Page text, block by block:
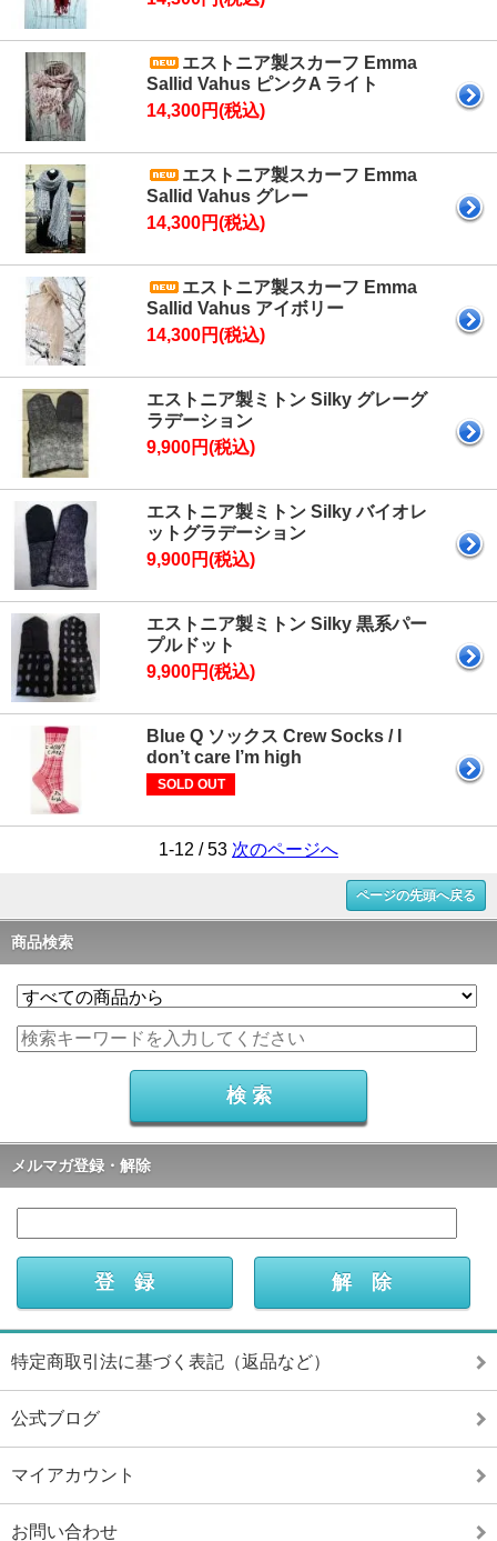
エストニア製スカーフ Emma
Sallid Vahus ピンクA ライト
14,300円(税込)
エストニア製スカーフ Emma
Sallid Vahus グレー
14,300円(税込)
エストニア製スカーフ Emma
Sallid Vahus アイボリー
14,300円(税込)
エストニア製ミトン Silky グレーグ
ラデーション
9,900円(税込)
エストニア製ミトン Silky バイオレ
ットグラデーション
9,900円(税込)
エストニア製ミトン Silky 黒系パー
プルドット
9,900円(税込)
Blue Q ソックス Crew Socks / I
don’t care I’m high
SOLD OUT
1-12 / 53 次のページへ
ページの先頭へ戻る
商品検索
メルマガ登録・解除
特定商取引法に基づく表記（返品など）
公式ブログ
マイアカウント
お問い合わせ